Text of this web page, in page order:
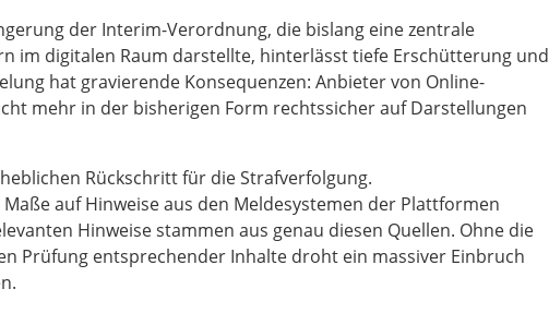
der Interim-Verordnung, die bislang eine zentrale
im digitalen Raum darstellte, hinterlässt tiefe Erschütterung und
hat gravierende Konsequenzen: Anbieter von Online-
mehr in der bisherigen Form rechtssicher auf Darstellungen
Rückschritt für die Strafverfolgung.
auf Hinweise aus den Meldesystemen der Plattformen
Hinweise stammen aus genau diesen Quellen. Ohne die
Prüfung entsprechender Inhalte droht ein massiver Einbruch